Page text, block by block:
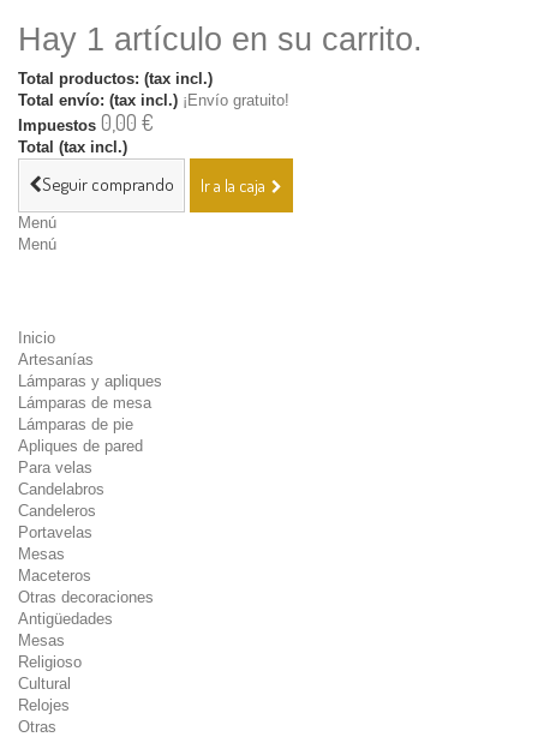
Hay 1 artículo en su carrito.
Total productos: (tax incl.)
Total envío: (tax incl.) ¡Envío gratuito!
Impuestos 0,00 €
Total (tax incl.)
Seguir comprando Ir a la caja
Menú
Menú
Inicio
Artesanías
Lámparas y apliques
Lámparas de mesa
Lámparas de pie
Apliques de pared
Para velas
Candelabros
Candeleros
Portavelas
Mesas
Maceteros
Otras decoraciones
Antigüedades
Mesas
Religioso
Cultural
Relojes
Otras